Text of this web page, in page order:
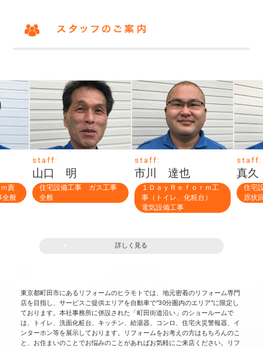
山口 明
住宅設備工事 ガス工事
全般
市川 達也
１ＤａｙＲｅｆｏｒｍ工
事（トイレ、化粧台）
電気設備工事
真久 英明
住宅設備工事
原状回復工事
詳しく見る
東京都町田市にあるリフォームのヒラモトでは、地元密着のリフォーム専門
店を目指し、サービスご提供エリアを自動車で”30分圏内のエリア”に限定し
ております。本社事務所に併設された「町田街道沿い」のショールームで
は、トイレ、洗面化粧台、キッチン、給湯器、コンロ、住宅火災警報器、イ
ンターホン等を展示しております。リフォームをお考えの方はもちろんのこ
と、お住まいのことでお悩みのことがあればお気軽にご来店ください。リフ